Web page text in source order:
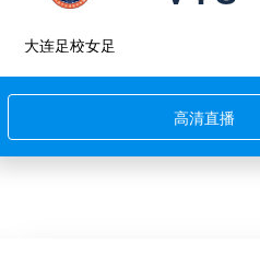
大连足校女足
高清直播